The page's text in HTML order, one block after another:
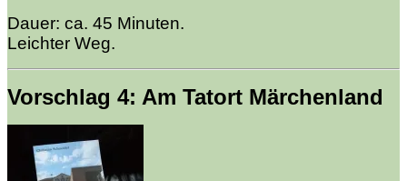
Dauer: ca. 45 Minuten.
Leichter Weg.
Vorschlag 4: Am Tatort Märchenland